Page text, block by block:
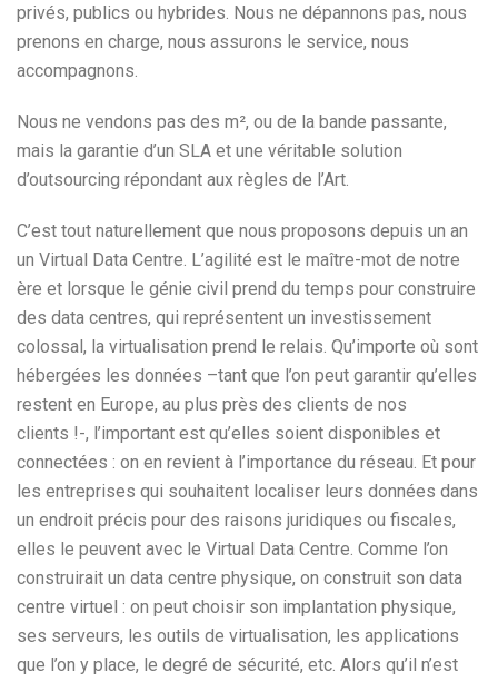
privés, publics ou hybrides. Nous ne dépannons pas, nous
prenons en charge, nous assurons le service, nous
accompagnons.
Nous ne vendons pas des m², ou de la bande passante,
mais la garantie d’un SLA et une véritable solution
d’outsourcing répondant aux règles de l’Art.
C’est tout naturellement que nous proposons depuis un an
un Virtual Data Centre. L’agilité est le maître-mot de notre
ère et lorsque le génie civil prend du temps pour construire
des data centres, qui représentent un investissement
colossal, la virtualisation prend le relais. Qu’importe où sont
hébergées les données –tant que l’on peut garantir qu’elles
restent en Europe, au plus près des clients de nos
clients !-, l’important est qu’elles soient disponibles et
connectées : on en revient à l’importance du réseau. Et pour
les entreprises qui souhaitent localiser leurs données dans
un endroit précis pour des raisons juridiques ou fiscales,
elles le peuvent avec le Virtual Data Centre. Comme l’on
construirait un data centre physique, on construit son data
centre virtuel : on peut choisir son implantation physique,
ses serveurs, les outils de virtualisation, les applications
que l’on y place, le degré de sécurité, etc. Alors qu’il n’est